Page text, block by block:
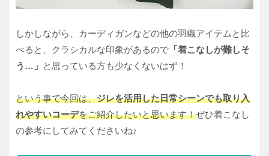
しかしながら、カーディガンなどの他の羽織アイテムと比
べると、クラシカルな印象があるので 「着こなしが難しそ
う…」 と思っている方も少なくないはず！
という事で今回は、ジレを活用した日常シーンでも取り入
れやすいコーデをご紹介したいと思います！ぜひ着こなし
の参考にしてみてくださいね♪